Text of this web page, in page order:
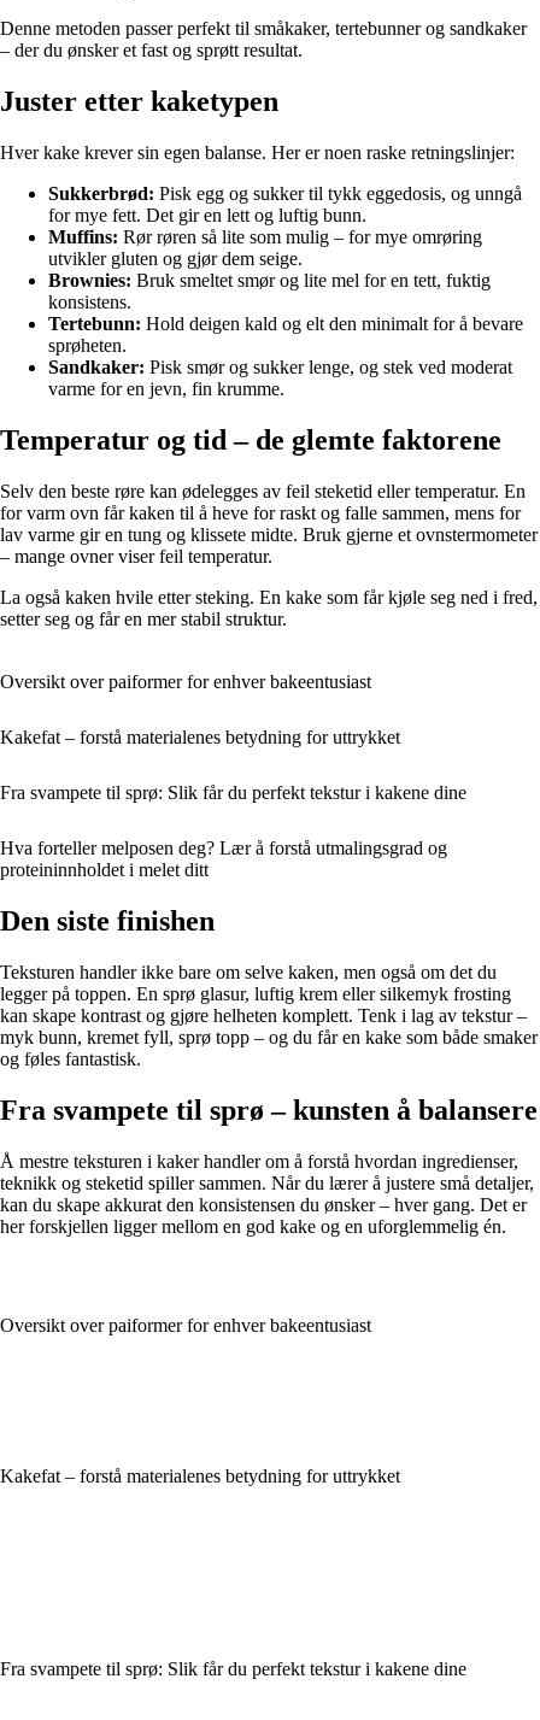
Denne metoden passer perfekt til småkaker, tertebunner og sandkaker
– der du ønsker et fast og sprøtt resultat.
Juster etter kaketypen
Hver kake krever sin egen balanse. Her er noen raske retningslinjer:
Sukkerbrød: Pisk egg og sukker til tykk eggedosis, og unngå
for mye fett. Det gir en lett og luftig bunn.
Muffins: Rør røren så lite som mulig – for mye omrøring
utvikler gluten og gjør dem seige.
Brownies: Bruk smeltet smør og lite mel for en tett, fuktig
konsistens.
Tertebunn: Hold deigen kald og elt den minimalt for å bevare
sprøheten.
Sandkaker: Pisk smør og sukker lenge, og stek ved moderat
varme for en jevn, fin krumme.
Temperatur og tid – de glemte faktorene
Selv den beste røre kan ødelegges av feil steketid eller temperatur. En
for varm ovn får kaken til å heve for raskt og falle sammen, mens for
lav varme gir en tung og klissete midte. Bruk gjerne et ovnstermometer
– mange ovner viser feil temperatur.
La også kaken hvile etter steking. En kake som får kjøle seg ned i fred,
setter seg og får en mer stabil struktur.
Oversikt over paiformer for enhver bakeentusiast
Kakefat – forstå materialenes betydning for uttrykket
Fra svampete til sprø: Slik får du perfekt tekstur i kakene dine
Hva forteller melposen deg? Lær å forstå utmalingsgrad og
proteininnholdet i melet ditt
Den siste finishen
Teksturen handler ikke bare om selve kaken, men også om det du
legger på toppen. En sprø glasur, luftig krem eller silkemyk frosting
kan skape kontrast og gjøre helheten komplett. Tenk i lag av tekstur –
myk bunn, kremet fyll, sprø topp – og du får en kake som både smaker
og føles fantastisk.
Fra svampete til sprø – kunsten å balansere
Å mestre teksturen i kaker handler om å forstå hvordan ingredienser,
teknikk og steketid spiller sammen. Når du lærer å justere små detaljer,
kan du skape akkurat den konsistensen du ønsker – hver gang. Det er
her forskjellen ligger mellom en god kake og en uforglemmelig én.
Oversikt over paiformer for enhver bakeentusiast
Kakefat – forstå materialenes betydning for uttrykket
Fra svampete til sprø: Slik får du perfekt tekstur i kakene dine